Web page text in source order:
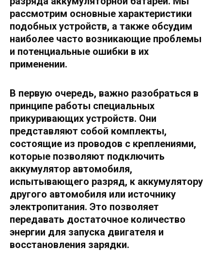
рассмотрим основные характеристики
подобных устройств, а также обсудим
наиболее часто возникающие проблемы
и потенциальные ошибки в их
применении.
В первую очередь, важно разобраться в
принципе работы специальных
прикуривающих устройств. Они
представляют собой комплекты,
состоящие из проводов с креплениями,
которые позволяют подключить
аккумулятор автомобиля,
испытывающего разряд, к аккумулятору
другого автомобиля или источнику
электропитания. Это позволяет
передавать достаточное количество
энергии для запуска двигателя и
восстановления зарядки.